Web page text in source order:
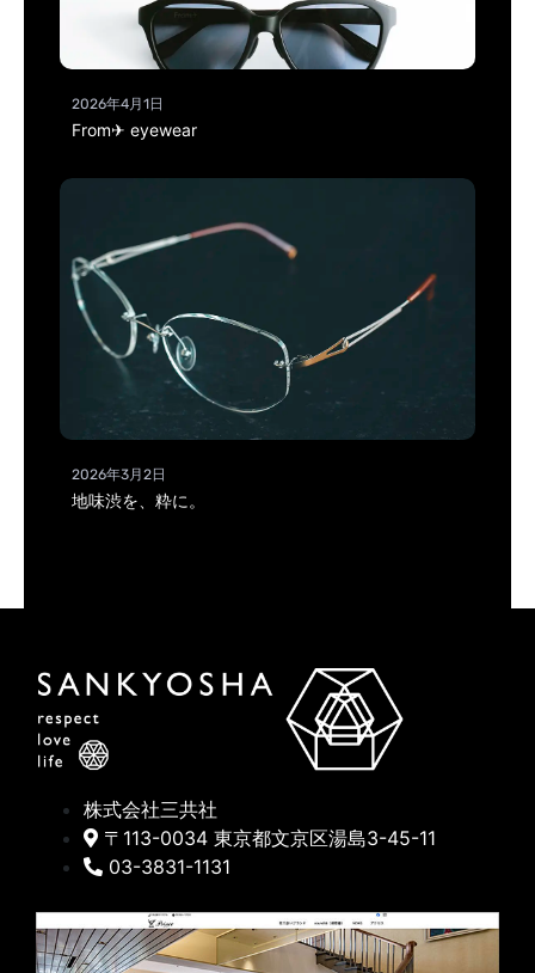
2026年4月1日
From✈ eyewear
2026年3月2日
地味渋を、粋に。
株式会社三共社
〒113-0034 東京都文京区湯島3-45-11
03-3831-1131